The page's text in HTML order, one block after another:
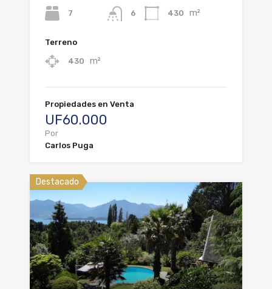
7 6 430 m²
Terreno
430 m²
Propiedades en Venta
UF60.000
Por
Carlos Puga
Destacado